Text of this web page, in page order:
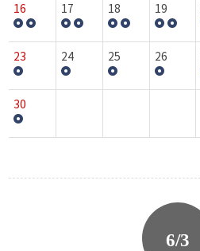
16 17 18 19
23 24 25 26
30
6/3